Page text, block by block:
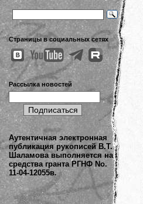
Страницы в социальных сетях
Рассылка новостей
Аутентичная электронная
публикация рукописей В.Т.
Шаламова выполняется на
средства гранта РГНФ No.
11-04-12055в.